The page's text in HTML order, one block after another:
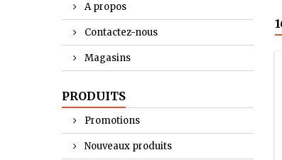
A propos
Contactez-nous
Magasins
PRODUITS
Promotions
Nouveaux produits